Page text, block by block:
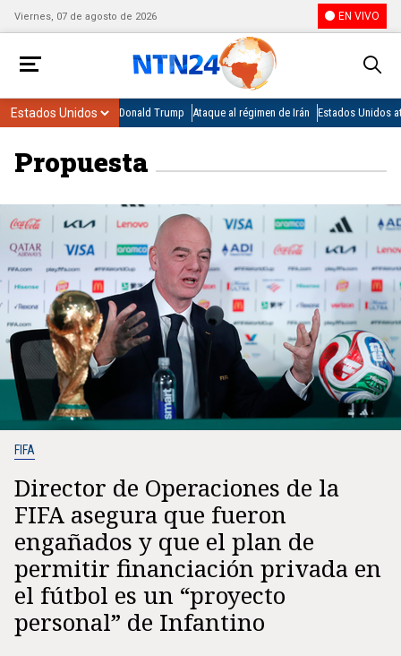
Viernes, 07 de agosto de 2026 EN VIVO
Donald Trump Ataque al régimen de Irán Estados Unidos
Propuesta
FIFA
Director de Operaciones de la
FIFA asegura que fueron
engañados y que el plan de
permitir financiación privada en
el fútbol es un “proyecto
personal” de Infantino